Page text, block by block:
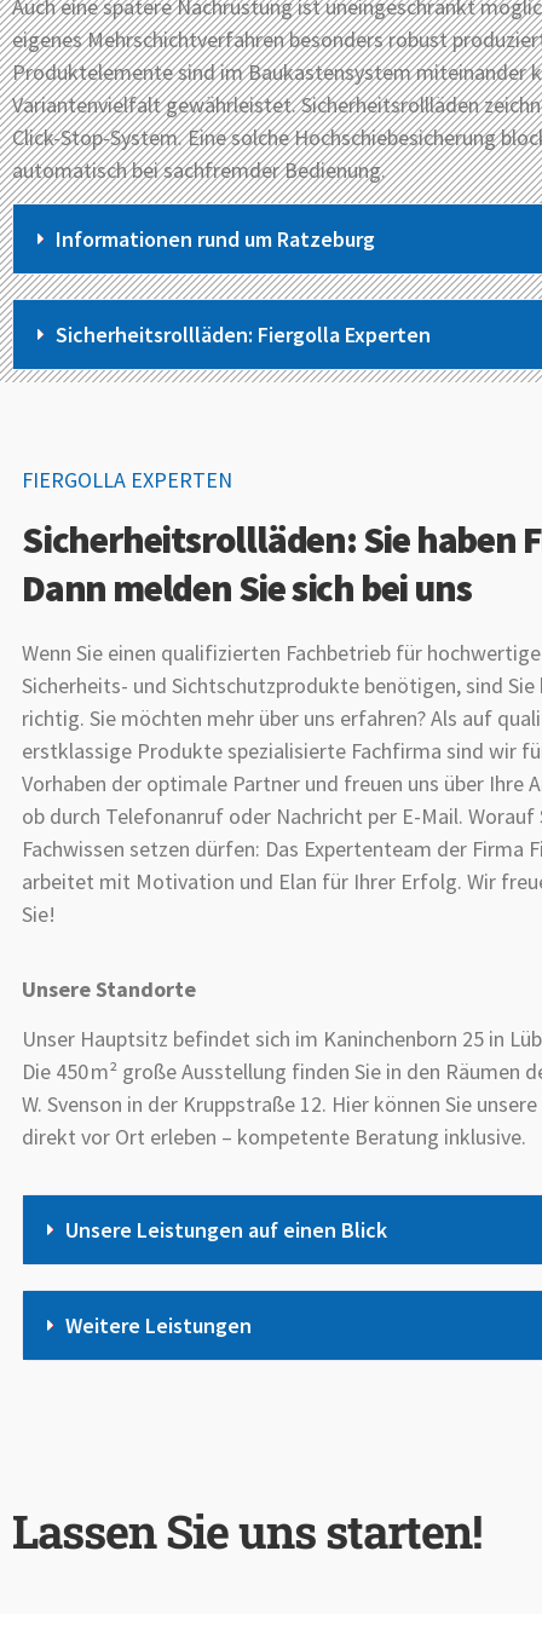
Auch eine spätere Nachrüstung ist uneingeschränkt
eigenes Mehrschichtverfahren besonders robust
Produktelemente sind im Baukastensystem miteinander
Variantenvielfalt gewährleistet. Sicherheitsrollläden
Click-Stop-System. Eine solche Hochschiebesicherung
automatisch bei sachfremder Bedienung.
Informationen rund um Ratzeburg
Sicherheitsrollläden: Fiergolla Experten
FIERGOLLA EXPERTEN
Sicherheitsrollläden: Sie haben
Dann melden Sie sich bei uns
Wenn Sie einen qualifizierten Fachbetrieb für
Sicherheits- und Sichtschutzprodukte benötigen, sind Sie
richtig. Sie möchten mehr über uns erfahren? Als auf
erstklassige Produkte spezialisierte Fachfirma sind wir
Vorhaben der optimale Partner und freuen uns über Ihre
ob durch Telefonanruf oder Nachricht per E-Mail. Worauf
Fachwissen setzen dürfen: Das Expertenteam der Firma
arbeitet mit Motivation und Elan für Ihrer Erfolg. Wir
Sie!
Unsere Standorte
Unser Hauptsitz befindet sich im Kaninchenborn 25 in
Die 450 m² große Ausstellung finden Sie in den Räumen
W. Svenson in der Kruppstraße 12. Hier können Sie
direkt vor Ort erleben – kompetente Beratung inklusive.
Unsere Leistungen auf einen Blick
Weitere Leistungen
Lassen Sie uns starten!